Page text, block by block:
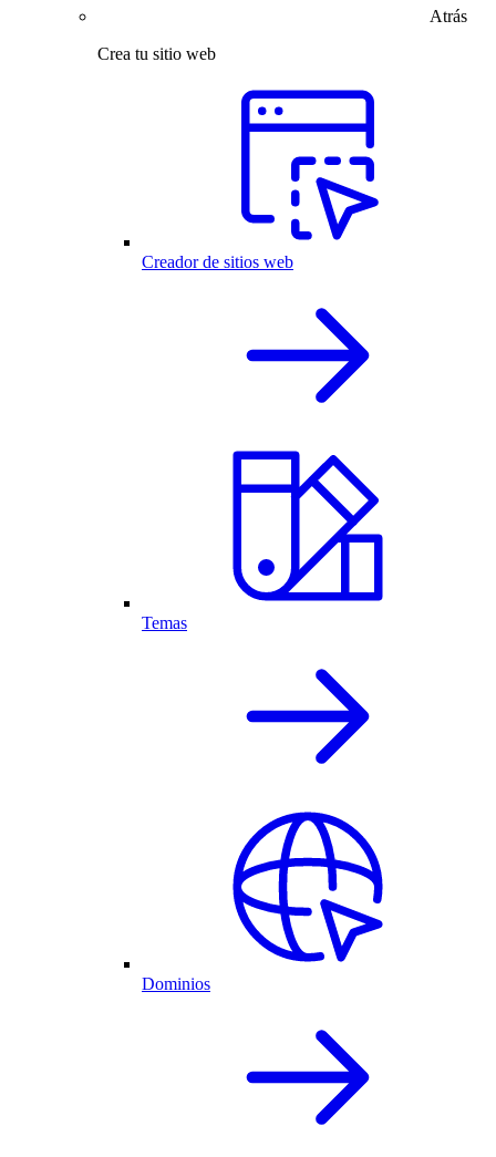
Atrás
Crea tu sitio web
Creador de sitios web
Temas
Dominios